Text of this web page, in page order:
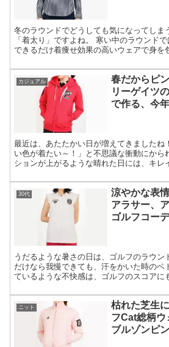
冬のラウンドでどうしても気になってしま
「着太り」ですよね。 寒い中のラウンド
できるだけ着痩せ効果の高いウェアで身を
こで今回おすすめするのが着痩せ効果の
カジュアル
春だからピ
リーゲイツ
で作る、今
最近は、あたたかい日が増えてきましたね
い色が着たい～！」と不思議な衝動にから
ションが上がるような晴れた日には、キレ
ジュアルスタイルでゴルフをするのがお
30代
涼やかな表
アラサー、
ゴルフコー
うだるような暑さの日は、ゴルフのラウン
だけなら我慢できても、汗をかいた時のベ
ているような不快感は、ゴルフのスコアに
ません。 汗びっしょりだったり、不快感
ニット
枯れた芝生
フCat総柄ウ
ブルゾンピ